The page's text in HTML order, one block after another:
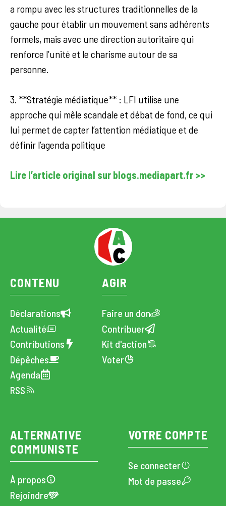
a rompu avec les structures traditionnelles de la
gauche pour établir un mouvement sans adhérents
formels, mais avec une direction autoritaire qui
renforce l’unité et le charisme autour de sa
personne.
3. **Stratégie médiatique** : LFI utilise une
approche qui mêle scandale et débat de fond, ce qui
lui permet de capter l’attention médiatique et de
définir l’agenda politique
Lire l’article original sur blogs.mediapart.fr >>
CONTENU
Déclarations
Actualité
Contributions
Dépêches
Agenda
RSS
AGIR
Faire un don
Contribuer
Kit d'action
Voter
ALTERNATIVE
COMMUNISTE
À propos
Rejoindre
VOTRE COMPTE
Se connecter
Mot de passe